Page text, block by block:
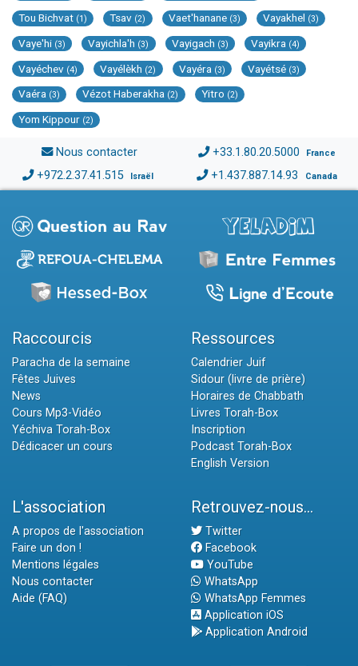
Tou Bichvat (1) Tsav (2) Vaet'hanane (3) Vayakhel (3)
Vaye'hi (3) Vayichla'h (3) Vayigach (3) Vayikra (4)
Vayéchev (4) Vayélèkh (2) Vayéra (3) Vayétsé (3)
Vaéra (3) Vézot Haberakha (2) Yitro (2)
Yom Kippour (2)
Nous contacter +33.1.80.20.5000 France
+972.2.37.41.515 Israël +1.437.887.14.93 Canada
Raccourcis
Paracha de la semaine
Fêtes Juives
News
Cours Mp3-Vidéo
Yéchiva Torah-Box
Dédicacer un cours
Ressources
Calendrier Juif
Sidour (livre de prière)
Horaires de Chabbath
Livres Torah-Box
Inscription
Podcast Torah-Box
English Version
L'association
A propos de l'association
Faire un don !
Mentions légales
Nous contacter
Aide (FAQ)
Retrouvez-nous...
Twitter
Facebook
YouTube
WhatsApp
WhatsApp Femmes
Application iOS
Application Android